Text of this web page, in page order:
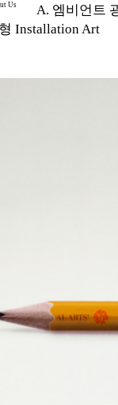
Us
A. 엠비언트
Installation Art